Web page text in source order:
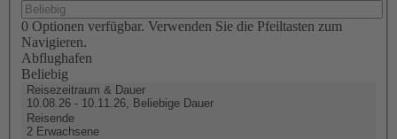
0 Optionen verfügbar. Verwenden Sie die Pfeiltasten zum
Navigieren.
Abflughafen
Beliebig
Reisezeitraum & Dauer
10.08.26 - 10.11.26, Beliebige Dauer
Reisende
2 Erwachsene